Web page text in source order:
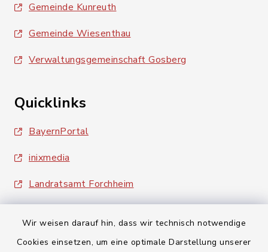
Wir weisen darauf hin, dass wir technisch notwendige
Cookies einsetzen, um eine optimale Darstellung unserer
Gemeinde Kunreuth
Gemeinde Wiesenthau
Verwaltungsgemeinschaft Gosberg
Quicklinks
BayernPortal
inixmedia
Landratsamt Forchheim